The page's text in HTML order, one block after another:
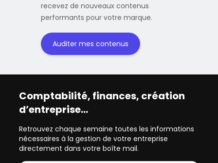
recevez de nouveaux contenus
performants pour votre marque.
Auditer mes contenus
Comptabilité, finances, création
d’entreprise…
Retrouvez chaque semaine toutes les informations
nécessaires à la gestion de votre entreprise
directement dans votre boîte mail.